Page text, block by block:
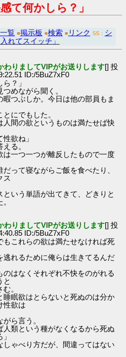
て何かしら？」
覧 ■掲示板 ■検索 ■ リンク SS： シ
れてスイッチ」
わりましてVIPがお送りします[] 投
ID:/5BuZ7xF0
？」
めながら聞く。
つぶしか。今日は他の部員もま
にでもした。
人間の欲というものは満たせば快
欲ね」
る。
は一つ一つが離反したもので一度
だって寝ながらご飯を食べたり、
ス
いう単語が出てきて、どきりと
わりましてVIPがお送りします[] 投
ID:/5BuZ7xF0
もこれらの欲は満たせなければ死
逃れるために俺らは生きてるんだ
はなくそれぞれ不快をのがれる
と
。
睡眠欲はとらないと死ぬのは分か
性欲は
ら言う。
人類という種がなくなるから死ぬ
しゃべり方だが、間違ってはない